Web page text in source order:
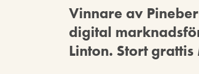
Vinnare av
digital
Linton. Stort